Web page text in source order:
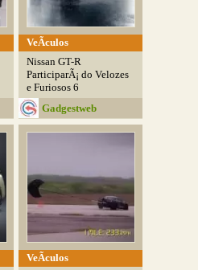
VeÃ­culos
Nissan GT-R
ParticiparÃ¡ do Velozes
e Furiosos 6
Gadgestweb
VeÃ­culos